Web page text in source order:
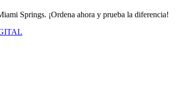
Springs. ¡Ordena ahora y prueba la diferencia!